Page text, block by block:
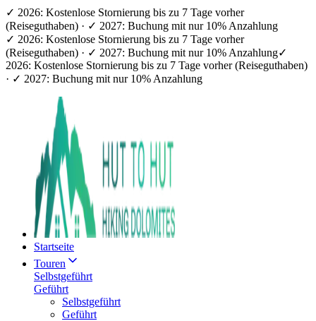
✓ 2026: Kostenlose Stornierung bis zu 7 Tage vorher
(Reiseguthaben) · ✓ 2027: Buchung mit nur 10% Anzahlung
✓ 2026: Kostenlose Stornierung bis zu 7 Tage vorher
(Reiseguthaben) · ✓ 2027: Buchung mit nur 10% Anzahlung✓
2026: Kostenlose Stornierung bis zu 7 Tage vorher (Reiseguthaben)
· ✓ 2027: Buchung mit nur 10% Anzahlung
Startseite
Touren
Selbstgeführt
Geführt
Selbstgeführt
Geführt